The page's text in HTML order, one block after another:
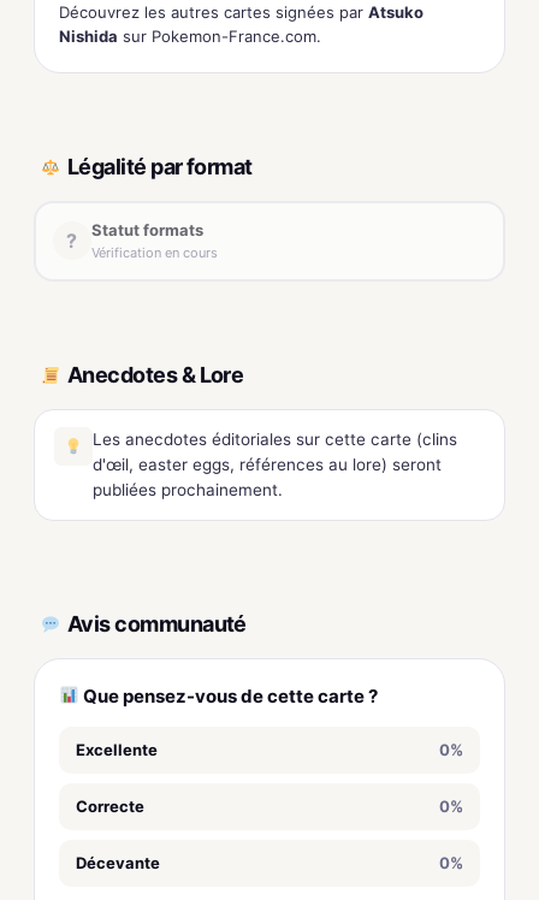
Découvrez les autres cartes signées par Atsuko
Nishida sur Pokemon-France.com.
Légalité par format
? Statut formats
Vérification en cours
Anecdotes & Lore
Les anecdotes éditoriales sur cette carte (clins
d'œil, easter eggs, références au lore) seront
publiées prochainement.
Avis communauté
Que pensez-vous de cette carte ?
Excellente 0%
Correcte 0%
Décevante 0%